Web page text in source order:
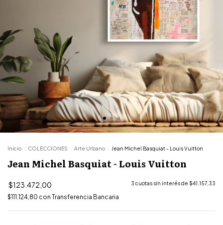
Inicio COLECCIONES Arte Urbano Jean Michel Basquiat - Louis Vuitton
Jean Michel Basquiat - Louis Vuitton
$123.472,00 3 cuotas sin interés de $41.157,33
$111.124,80 con Transferencia Bancaria